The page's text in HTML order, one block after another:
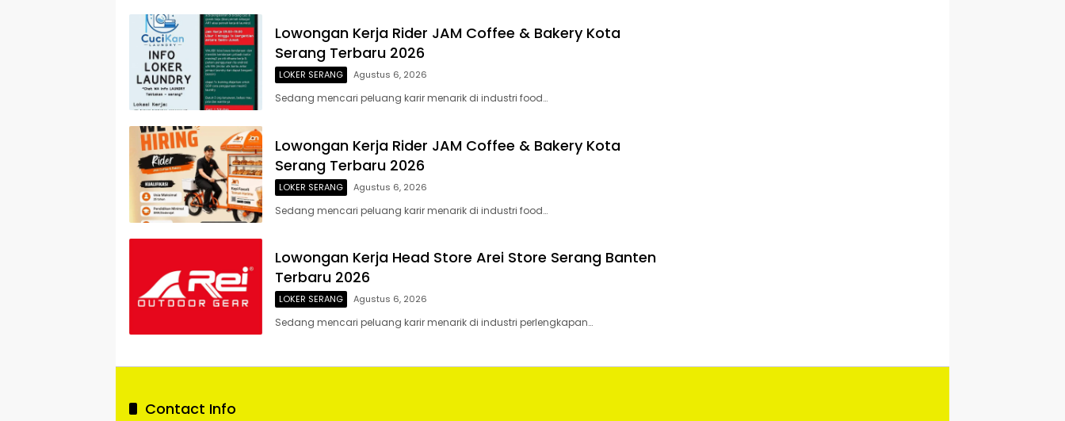
Lowongan Kerja Rider JAM Coffee & Bakery Kota
Serang Terbaru 2026
LOKER SERANG Agustus 6, 2026
Sedang mencari peluang karir menarik di industri food…
Lowongan Kerja Rider JAM Coffee & Bakery Kota
Serang Terbaru 2026
LOKER SERANG Agustus 6, 2026
Sedang mencari peluang karir menarik di industri food…
Lowongan Kerja Head Store Arei Store Serang Banten
Terbaru 2026
LOKER SERANG Agustus 6, 2026
Sedang mencari peluang karir menarik di industri perlengkapan…
Contact Info